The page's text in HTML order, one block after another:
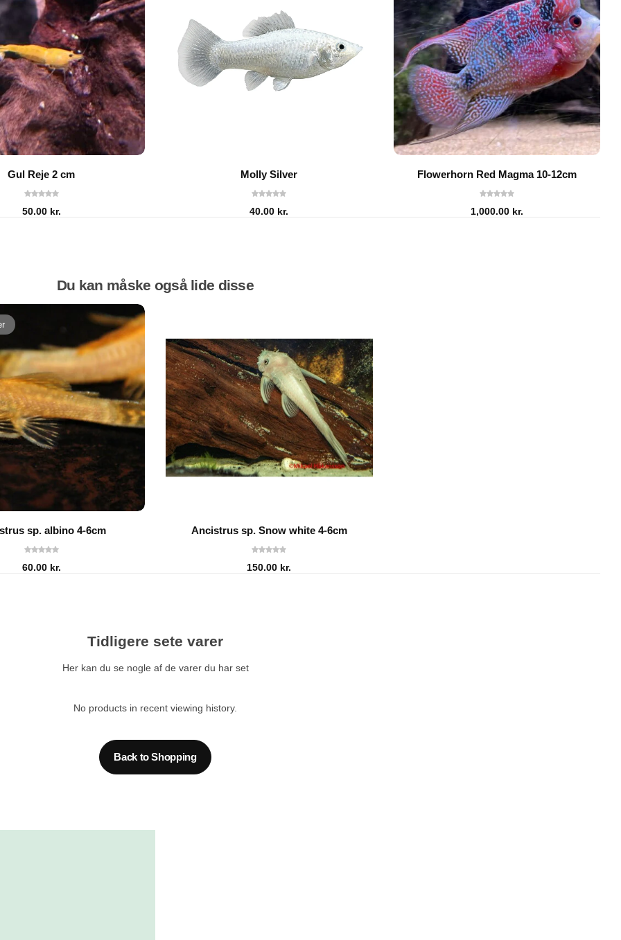
Gul Reje 2 cm
50.00 kr.
Molly Silver
40.00 kr.
Flowerhorn Red Magma 10-12cm
1,000.00 kr.
Du kan måske også lide disse
sp. albino 4-6cm
60.00 kr.
Ancistrus sp. Snow white 4-6cm
150.00 kr.
Tidligere sete varer
Her kan du se nogle af de varer du har set
No products in recent viewing history.
Back to Shopping